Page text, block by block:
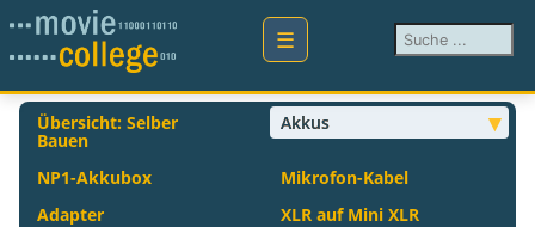
Suchen ...
Übersicht: Selber
Bauen
Akkus
NP1-Akkubox
Mikrofon-Kabel
Adapter
XLR auf Mini XLR